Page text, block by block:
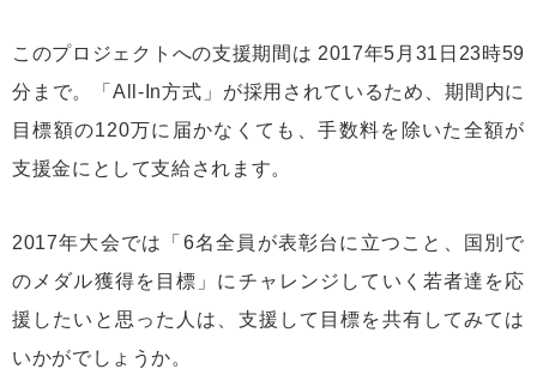
このプロジェクトへの支援期間は 2017年5月31日23時59
分まで。「All-In方式」が採用されているため、期間内に
目標額の120万に届かなくても、手数料を除いた全額が
支援金にとして支給されます。
2017年大会では「6名全員が表彰台に立つこと、国別で
のメダル獲得を目標」にチャレンジしていく若者達を応
援したいと思った人は、支援して目標を共有してみては
いかがでしょうか。